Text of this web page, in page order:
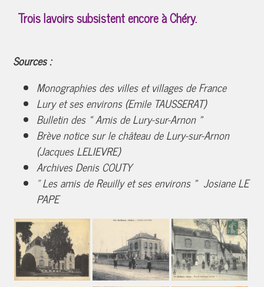
Trois lavoirs subsistent encore à Chéry.
Sources:
Monographies des villes et villages de France
Lury et ses environs (Emile TAUSSERAT)
Bulletin des « Amis de Lury-sur-Arnon »
Brève notice sur le château de Lury-sur-Arnon
(Jacques LELIEVRE)
Archives Denis COUTY
" Les amis de Reuilly et ses environs » Josiane LE
PAPE